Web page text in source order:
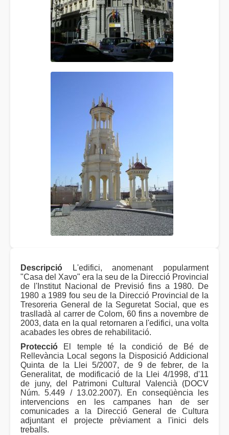
Descripció L'edifici, anomenant popularment
"Casa del Xavo" era la seu de la Direcció Provincial
de l'Institut Nacional de Previsió fins a 1980. De
1980 a 1989 fou seu de la Direcció Provincial de la
Tresoreria General de la Seguretat Social, que es
traslladà al carrer de Colom, 60 fins a novembre de
2003, data en la qual retornaren a l'edifici, una volta
acabades les obres de rehabilitació.
Protecció El temple té la condició de Bé de
Rellevància Local segons la Disposició Addicional
Quinta de la Llei 5/2007, de 9 de febrer, de la
Generalitat, de modificació de la Llei 4/1998, d'11
de juny, del Patrimoni Cultural Valencià (DOCV
Núm. 5.449 / 13.02.2007). En conseqüència les
intervencions en les campanes han de ser
comunicades a la Direcció General de Cultura
adjuntant el projecte prèviament a l'inici dels
treballs.